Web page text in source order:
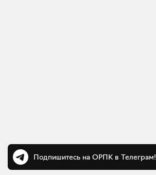
Подпишитесь на ОРПК в Телеграм!